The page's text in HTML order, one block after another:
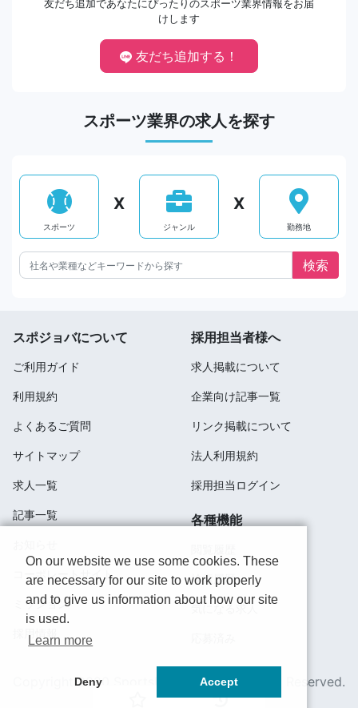
友だち追加であなたにぴったりのスポーツ業界情報をお届
けします
友だち追加する！
スポーツ業界の求人を探す
スポーツ
X
ジャンル
X
勤務地
スポジョバについて
ご利用ガイド
利用規約
よくあるご質問
サイトマップ
求人一覧
記事一覧
コーポレートサイト
ミッション
採用情報
採用担当者様へ
求人掲載について
企業向け記事一覧
リンク掲載について
法人利用規約
採用担当ログイン
各種機能
検索履歴
気になる求人
Copyright 2020 SportsField Co Ltd.All Right Reserved.
On our website we use some cookies. These
are necessary for our site to work properly
and to give us information about how our site
is used.
Learn more
Deny Accept